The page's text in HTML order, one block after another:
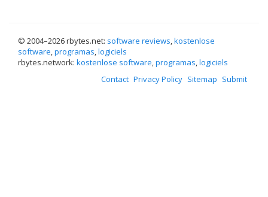
© 2004–2026 rbytes.net: software reviews,kostenlose
software,programas,logiciels
rbytes.network: kostenlose software,programas,logiciels
Contact Privacy Policy Sitemap Submit